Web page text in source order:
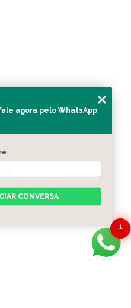
1
agora pelo WhatsApp
CONVERSA